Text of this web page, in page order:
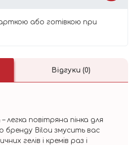
або готівкою при
Відгуки (0)
легка повітряна пінка для
бренду Bilou змусить вас
гелів і кремів раз і